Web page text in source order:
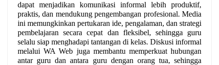
dapat menjadikan komunikasi informal lebih produktif,
praktis, dan mendukung pengembangan profesional. Media
ini memungkinkan pertukaran ide, pengalaman, dan strategi
pembelajaran secara cepat dan fleksibel, sehingga guru
selalu siap menghadapi tantangan di kelas. Diskusi informal
melalui WA Web juga membantu memperkuat hubungan
antar guru dan antara guru dengan orang tua, sehingga